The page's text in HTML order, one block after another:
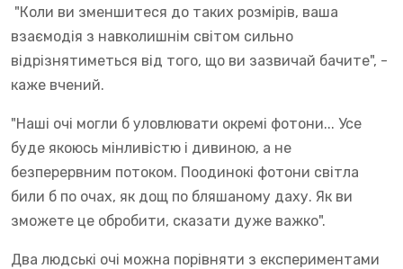
"Коли ви зменшитеся до таких розмірів, ваша
взаємодія з навколишнім світом сильно
відрізнятиметься від того, що ви зазвичай бачите", -
каже вчений.
"Наші очі могли б уловлювати окремі фотони... Усе
буде якоюсь мінливістю і дивиною, а не
безперервним потоком. Поодинокі фотони світла
били б по очах, як дощ по бляшаному даху. Як ви
зможете це обробити, сказати дуже важко".
Два людські очі можна порівняти з експериментами